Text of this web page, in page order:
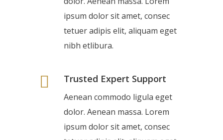
ipsum dolor sit amet, consec
tetuer adipis elit, aliquam eget
nibh etlibura.
Trusted Expert Support
Aenean commodo ligula eget
dolor. Aenean massa. Lorem
ipsum dolor sit amet, consec